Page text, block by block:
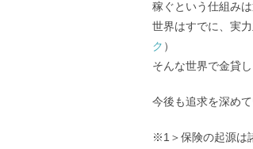
稼ぐという仕組み
世界はすでに、実
ク ）
そんな世界で金貸
今後も追求を深めて
※1＞保険の起源は